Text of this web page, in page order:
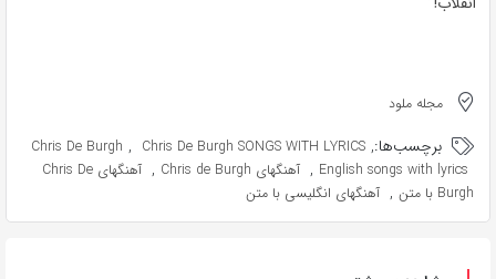
مجله ملود
برچسب‌ها: Chris De Burgh , Chris De Burgh SONGS WITH LYRICS ,
English songs with lyrics
, آهنگهای Chris de Burgh ,
آهنگهای Chris De
Burgh با متن
, آهنگهای انگلیسی با متن